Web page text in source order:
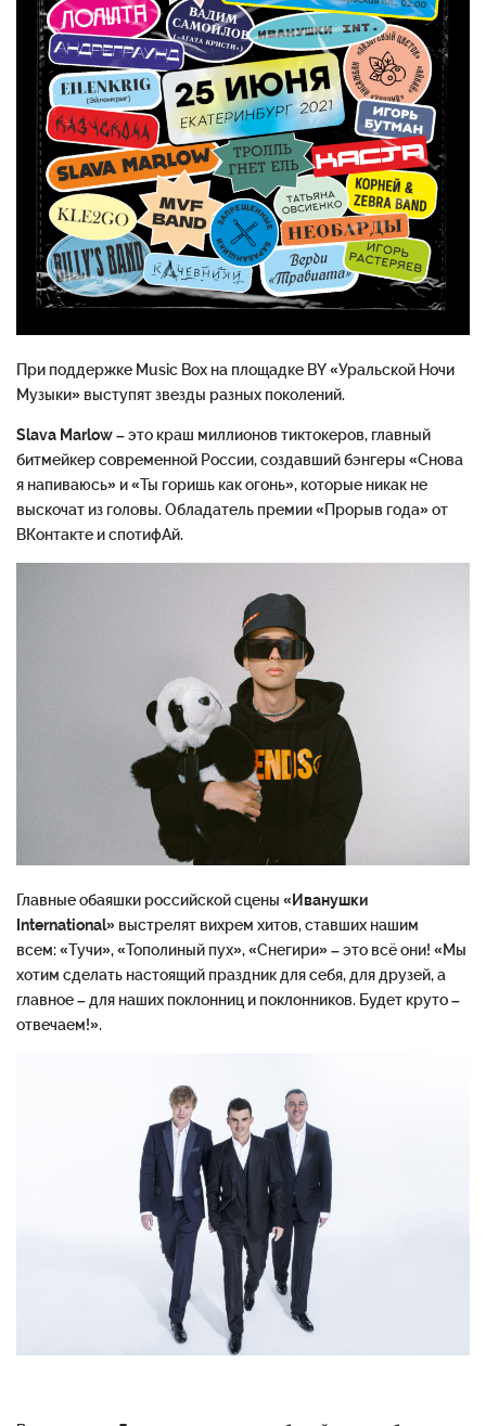
При поддержке Music Box на площадке BY «Уральской Ночи
Музыки» выступят звезды разных поколений.
Slava Marlow– это краш миллионов тиктокеров, главный
битмейкер современной России, создавший бэнгеры «Снова
я напиваюсь» и «Ты горишь как огонь», которые никак не
выскочат из головы. Обладатель премии «Прорыв года» от
ВКонтакте и спотифАй.
Главные обаяшки российской сцены «Иванушки
International» выстрелят вихрем хитов, ставших нашим
всем: «Тучи», «Тополиный пух», «Снегири» – это всё они! «Мы
хотим сделать настоящий праздник для себя, для друзей, а
главное – для наших поклонниц и поклонников. Будет круто –
отвечаем!».